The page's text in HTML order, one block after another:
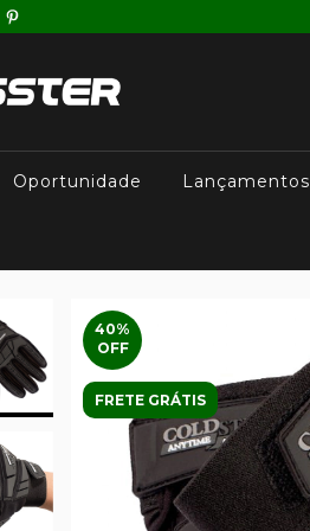
Oportunidade Lançamentos
40%
OFF
FRETE GRÁTIS